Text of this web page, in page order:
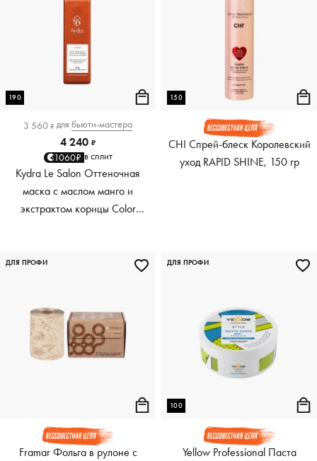
190
3 560 ₽ для бьюти-мастера
4 240 ₽
1060₽ в сплит
Kydra Le Salon Оттеночная
маска с маслом манго и
экстрактом корицы Color
150
CHI Спрей-блеск Королевский
уход RAPID SHINE, 150 гр
Framar Фольга в рулоне с
ДЛЯ ПРОФИ
100
Yellow Professional Паста
ДЛЯ ПРОФИ